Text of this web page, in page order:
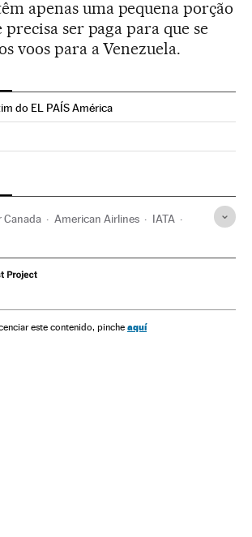
apenas uma pequena porção
ser paga para que se
voos para a Venezuela.
do EL PAÍS América
Brasil en Twitter
El País Brasil en Instagram
El País Brasil en Facebook
Canada American Airlines IATA
América Latina
Transporte Finanças
este contenido, pinche aquí